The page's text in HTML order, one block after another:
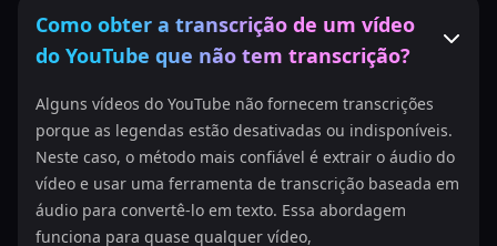
Como obter a transcrição de um vídeo
do YouTube que não tem transcrição?
Alguns vídeos do YouTube não fornecem transcrições
porque as legendas estão desativadas ou indisponíveis.
Neste caso, o método mais confiável é extrair o áudio do
vídeo e usar uma ferramenta de transcrição baseada em
áudio para convertê-lo em texto. Essa abordagem
funciona para quase qualquer vídeo,